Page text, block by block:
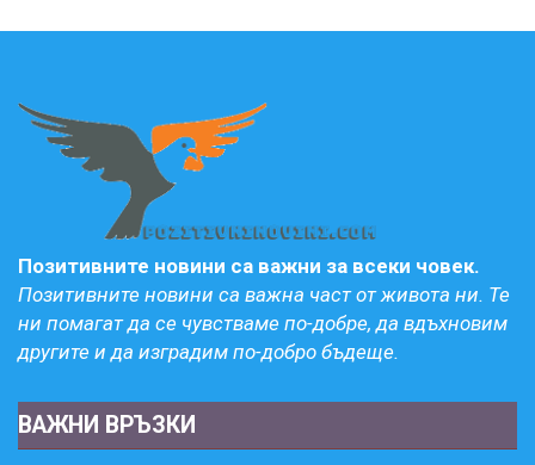
Позитивните новини са важни за всеки човек.
Позитивните новини са важна част от живота ни. Те
ни помагат да се чувстваме по-добре, да вдъхновим
другите и да изградим по-добро бъдеще.
ВАЖНИ ВРЪЗКИ